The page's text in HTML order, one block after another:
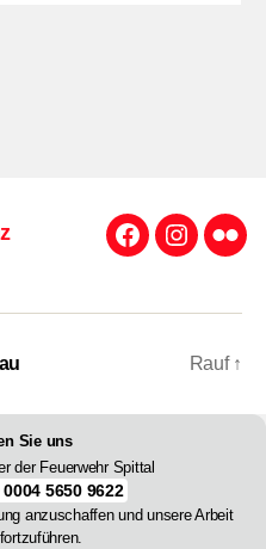
Facebook
Rauf ↑
Sie uns
der Feuerwehr Spittal
5650 9622
anzuschaffen und unsere Arbeit